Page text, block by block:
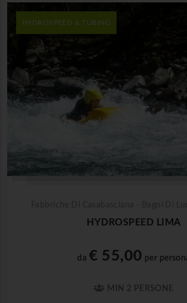
HYDROSPEED & TUBING
HYDROSPEED LIMA
da € 55,00 per
MIN 2 PERSONE